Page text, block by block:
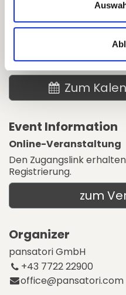
Date & Time
Mittwoch, 21. Januar
18:00
19:00(
Zum
Event Information
Online-Veranstaltung
Den Zugangslink
Registrierung.
zum
Organizer
pansatori GmbH
+43 7722 22900
office@pansatori.com